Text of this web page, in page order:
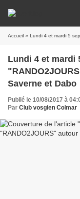
Accueil » Lundi 4 et mardi 5
Lundi 4 et mardi
Saverne et Dabo
Publié le 10/08/2017 à
Par Club vosgien Colmar